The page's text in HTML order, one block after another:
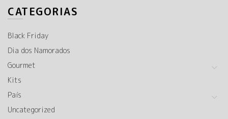
CATEGORIAS
Black Friday
Dia dos Namorados
Gourmet
Kits
País
Uncategorized